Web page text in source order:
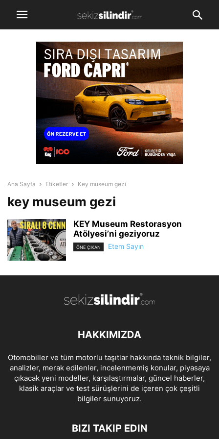
Ana Sayfa Etiketler Key museum gezi
key museum gezi
KEY Museum Restorasyon
Atölyesi’ni geziyoruz
ÖNE ÇIKAN Etem Sayın
HAKKIMIZDA
Otomobiller ve tüm motorlu taşıtlar hakkında teknik bilgiler,
analizler, merak edilenler, incelenmemiş konular, piyasaya
çıkacak yeni modeller, karşılaştırmalar, güncel haberler,
klasik araçlar ve test sürüşlerini de içeren çok çeşitli
bilgiler sunuyoruz.
BIZI TAKIP EDIN